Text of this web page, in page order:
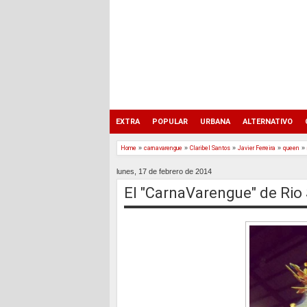
EXTRA POPULAR URBANA ALTERNATIVO
Home » carnavarengue » Claribel Santos » Javier Ferreira » queen »
lunes, 17 de febrero de 2014
El "CarnaVarengue" de